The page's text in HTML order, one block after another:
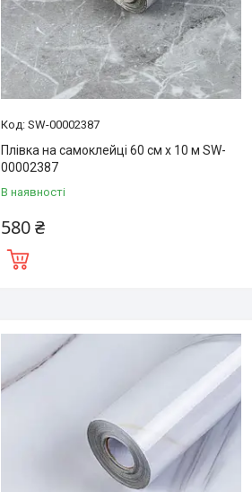
SW-00002387
Плівка на самоклейці 60 см х 10 м SW-
00002387
В наявності
580 ₴